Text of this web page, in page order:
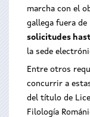
marcha con el
gallega fuera
solicitudes
la sede
Entre otros
concurrir a
del título de
Filología